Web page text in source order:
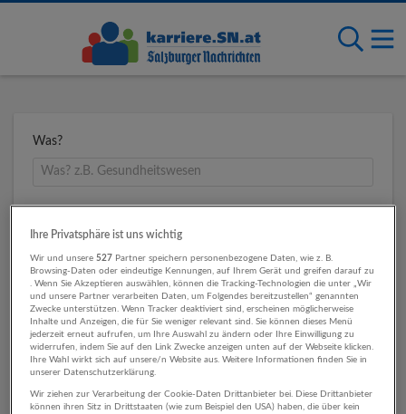
Was?
Umkreis
Ihre Privatsphäre ist uns wichtig
Wir und unsere527 Partner speichern personenbezogene Daten, wie z. B.
Browsing-Daten oder eindeutige Kennungen, auf Ihrem Gerät und greifen darauf zu
. Wenn Sie Akzeptieren auswählen, können die Tracking-Technologien die unter „Wir
und unsere Partner verarbeiten Daten, um Folgendes bereitzustellen“ genannten
Zwecke unterstützen. Wenn Tracker deaktiviert sind, erscheinen möglicherweise
Inhalte und Anzeigen, die für Sie weniger relevant sind. Sie können dieses Menü
jederzeit erneut aufrufen, um Ihre Auswahl zu ändern oder Ihre Einwilligung zu
widerrufen, indem Sie auf den Link Zwecke anzeigen unten auf der Webseite klicken.
Ihre Wahl wirkt sich auf unsere/n Website aus. Weitere Informationen finden Sie in
unserer Datenschutzerklärung.
Wir ziehen zur Verarbeitung der Cookie-Daten Drittanbieter bei. Diese Drittanbieter
können ihren Sitz in Drittstaaten (wie zum Beispiel den USA) haben, die über kein